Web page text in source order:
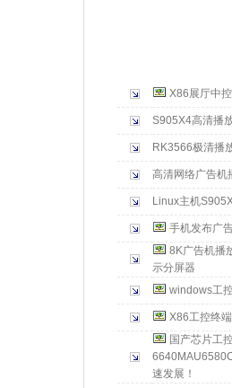
X86展厅中
S905X4高清播
RK3566极清播
高清网络广告机
Linux主机
手机发布广
8K广告机播
示分屏器
windows工
X86工控终
国产芯片工
速发展！